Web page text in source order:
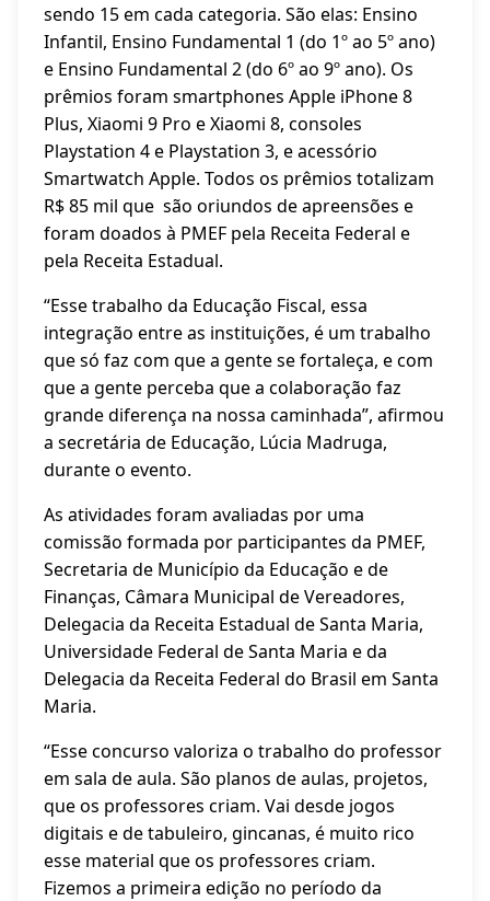
sendo 15 em cada categoria. São elas: Ensino
Infantil, Ensino Fundamental 1 (do 1º ao 5º ano)
e Ensino Fundamental 2 (do 6º ao 9º ano). Os
prêmios foram smartphones Apple iPhone 8
Plus, Xiaomi 9 Pro e Xiaomi 8, consoles
Playstation 4 e Playstation 3, e acessório
Smartwatch Apple. Todos os prêmios totalizam
R$ 85 mil que são oriundos de apreensões e
foram doados à PMEF pela Receita Federal e
pela Receita Estadual.
“Esse trabalho da Educação Fiscal, essa
integração entre as instituições, é um trabalho
que só faz com que a gente se fortaleça, e com
que a gente perceba que a colaboração faz
grande diferença na nossa caminhada”, afirmou
a secretária de Educação, Lúcia Madruga,
durante o evento.
As atividades foram avaliadas por uma
comissão formada por participantes da PMEF,
Secretaria de Município da Educação e de
Finanças, Câmara Municipal de Vereadores,
Delegacia da Receita Estadual de Santa Maria,
Universidade Federal de Santa Maria e da
Delegacia da Receita Federal do Brasil em Santa
Maria.
“Esse concurso valoriza o trabalho do professor
em sala de aula. São planos de aulas, projetos,
que os professores criam. Vai desde jogos
digitais e de tabuleiro, gincanas, é muito rico
esse material que os professores criam.
Fizemos a primeira edição no período da